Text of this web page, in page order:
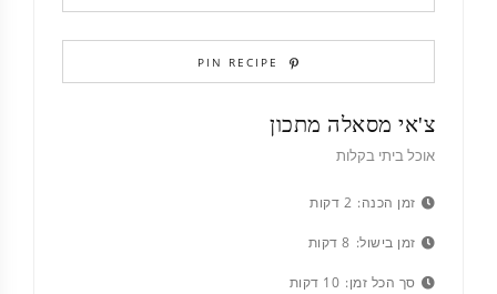
PIN RECIPE
צ'אי מסאלה מתכון
אוכל ביתי בקלות
זמן הכנה: 2 דקות
זמן בישול: 8 דקות
סך הכל זמן: 10 דקות